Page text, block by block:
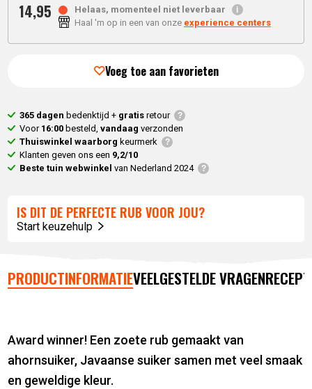
14,95
Helaas, momenteel niet leverbaar
Haal 'm op in een van onze experience centers
Voeg toe aan favorieten
365 dagen bedenktijd + gratisretour
Voor 16:00 besteld,vandaag verzonden
Thuiswinkel waarborg keurmerk
Klanten geven ons een 9,2/10
Beste tuin webwinkel van Nederland 2024
IS DIT DE PERFECTE RUB VOOR JOU?
Start keuzehulp
PRODUCTINFORMATIEVEELGESTELDE VRAGEN
Award winner! Een zoete rub gemaakt van
ahornsuiker, Javaanse suiker samen met veel smaak
en geweldige kleur.